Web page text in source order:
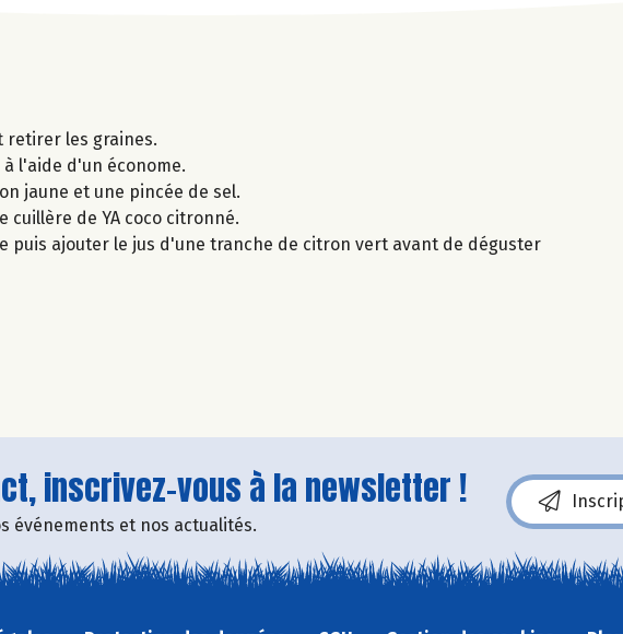
retirer les graines.
l'aide d'un économe.
jaune et une pincée de sel.
cuillère de YA coco citronné.
puis ajouter le jus d'une tranche de citron vert avant de déguster
inscrivez-vous à la newsletter !
événements et nos actualités.